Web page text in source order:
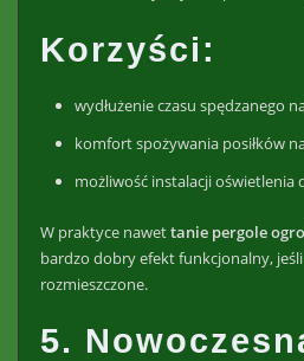
Korzyści:
wydłużenie czasu spędzanego
komfort spożywania posiłków
możliwość instalacji oświetlenia
W praktyce nawettanie pergole
bardzo dobry efekt funkcjonalny, jeśli
rozmieszczone.
5.